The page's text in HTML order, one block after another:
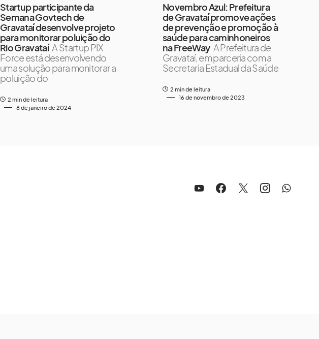
Startup participante da
Semana Govtech de
Gravataí desenvolve projeto
para monitorar poluição do
Rio Gravataí A Startup PIX
Force está desenvolvendo
uma solução para monitorar a
poluição do
2 min de leitura
8 de janeiro de 2024
Novembro Azul: Prefeitura
de Gravataí promove ações
de prevenção e promoção à
saúde para caminhoneiros
na FreeWay A Prefeitura de
Gravataí, em parceria com a
Secretaria Estadual da Saúde
2 min de leitura
16 de novembro de 2023